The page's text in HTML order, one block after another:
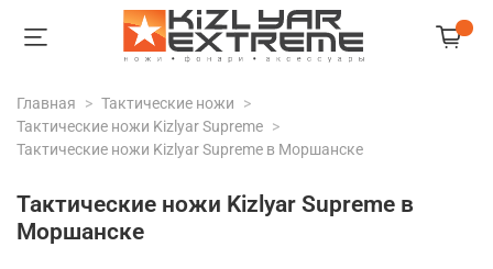
Главная
Тактические ножи
Тактические ножи Kizlyar Supreme
Тактические ножи Kizlyar Supreme в Моршанске
Тактические ножи Kizlyar Supreme в
Моршанске